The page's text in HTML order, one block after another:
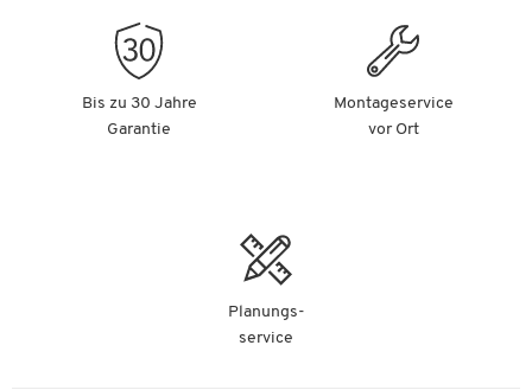
Bis zu 30 Jahre
Garantie
Montageservice
vor Ort
Planungs-
service